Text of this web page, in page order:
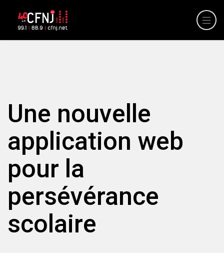
Une nouvelle
application web
pour la
persévérance
scolaire